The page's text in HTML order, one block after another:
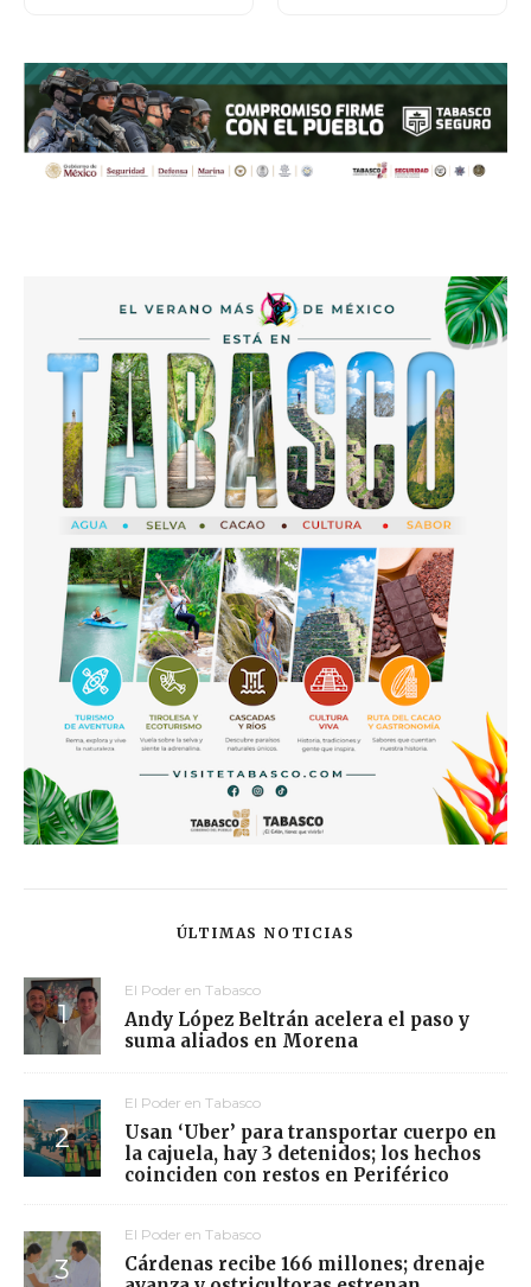
ÚLTIMAS NOTICIAS
El Poder en Tabasco
Andy López Beltrán acelera el paso y
suma aliados en Morena
El Poder en Tabasco
Usan ‘Uber’ para transportar cuerpo en
la cajuela, hay 3 detenidos; los hechos
coinciden con restos en Periférico
El Poder en Tabasco
Cárdenas recibe 166 millones; drenaje